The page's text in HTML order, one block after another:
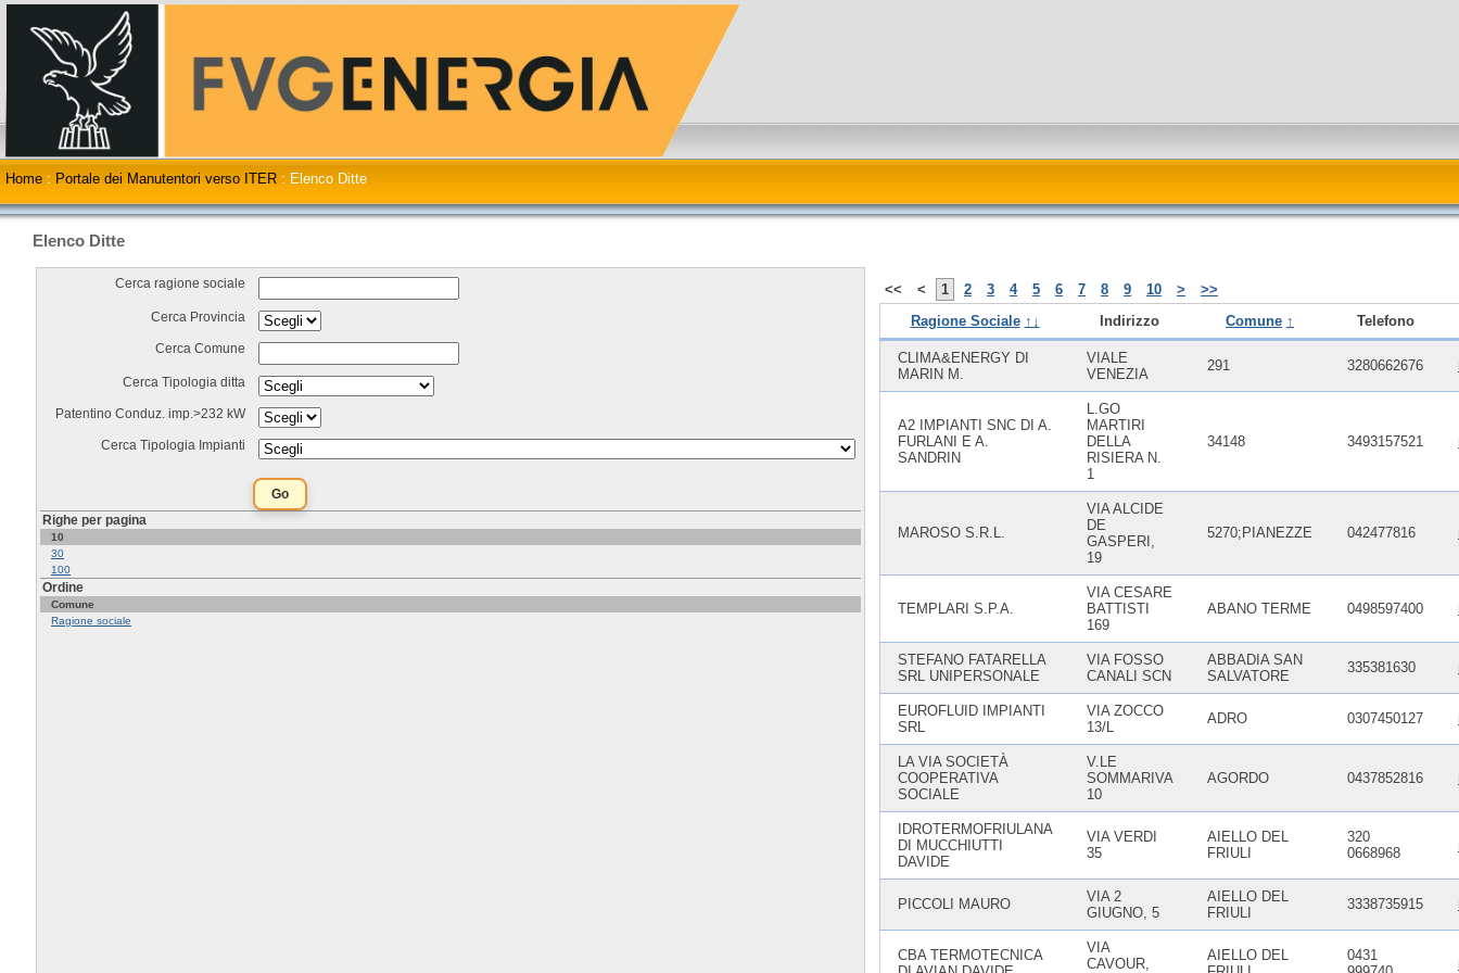
Home : Portale dei Manutentori verso ITER : Elenco Ditte
Elenco Ditte
Cerca ragione sociale
Cerca Provincia
Cerca Comune
Cerca Tipologia ditta
Patentino Conduz. imp.>232 kW
Cerca Tipologia Impianti
Righe per pagina
10
30
100
Ordine
Comune
Ragione sociale
<< < 1 2 3 4 5 6 7 8 9 10 >
>>
Ragione Sociale ↑↓ Indirizzo Comune ↑ Telefono
CLIMA&ENERGY DI
MARIN M.
VIALE
VENEZIA
291 3280662676
A2 IMPIANTI SNC DI A.
FURLANI E A.
SANDRIN
L.GO
MARTIRI
DELLA
RISIERA N.
1
34148 3493157521
MAROSO S.R.L.
VIA ALCIDE
DE
GASPERI,
19
5270;PIANEZZE 042477816
TEMPLARI S.P.A.
VIA CESARE
BATTISTI
169
ABANO TERME 0498597400
STEFANO FATARELLA
SRL UNIPERSONALE
VIA FOSSO
CANALI SCN
ABBADIA SAN
SALVATORE
335381630
EUROFLUID IMPIANTI
SRL
VIA ZOCCO
13/L
ADRO 0307450127
LA VIA SOCIETÀ
COOPERATIVA
SOCIALE
V.LE
SOMMARIVA
10
AGORDO 0437852816
IDROTERMOFRIULANA
DI MUCCHIUTTI
DAVIDE
VIA VERDI
35
AIELLO DEL
FRIULI
320
0668968
PICCOLI MAURO
VIA 2
GIUGNO, 5
AIELLO DEL
FRIULI
3338735915
CBA TERMOTECNICA
VIA
CAVOUR,
AIELLO DEL
0431